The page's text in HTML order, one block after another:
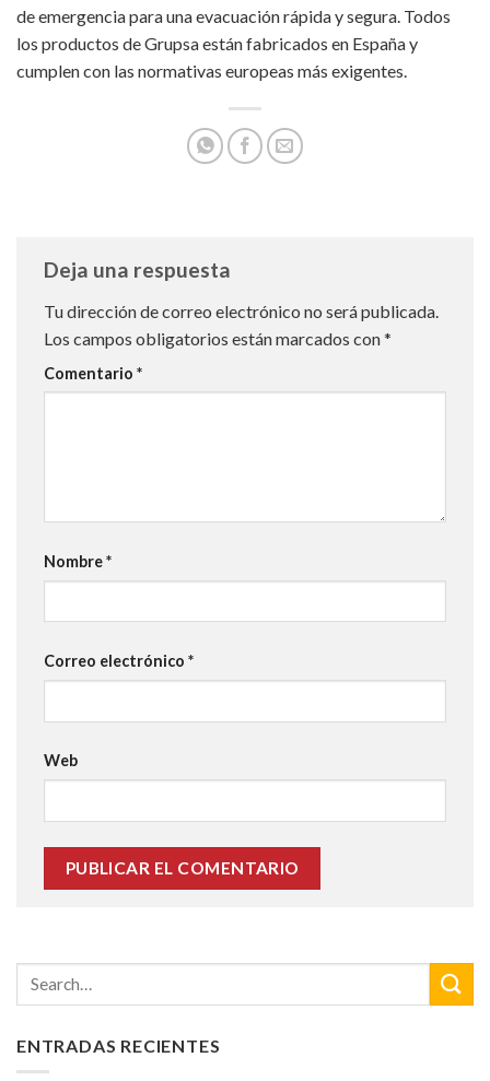
ENTRADAS RECIENTES
de emergencia para una evacuación rápida y segura. Todos
los productos de Grupsa están fabricados en España y
cumplen con las normativas europeas más exigentes.
Deja una respuesta
Tu dirección de correo electrónico no será publicada.
Los campos obligatorios están marcados con*
Comentario *
Nombre*
Correo electrónico *
Web